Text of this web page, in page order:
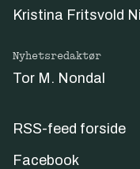
Kristina Fritsvold
Nyhetsredaktør
Tor M. Nondal
RSS-feed forside
Facebook